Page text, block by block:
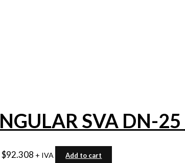
SVA DN-
$92.308 + IVA Add to cart